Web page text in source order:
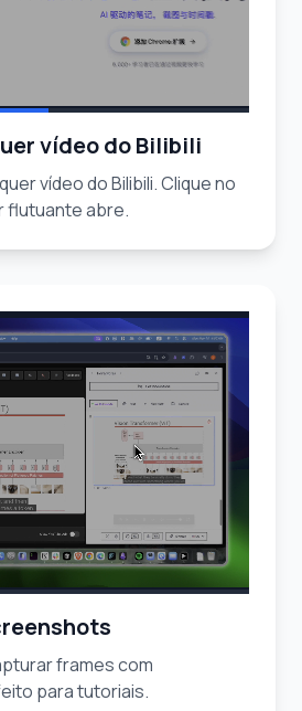
vídeo do Bilibili
vídeo do Bilibili. Clique no
flutuante abre.
frames com
para tutoriais.